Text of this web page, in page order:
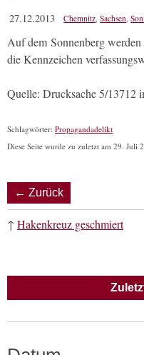
27.12.2013 Chemnitz,Sachsen,
Auf dem Sonnenberg werden
die Kennzeichen
Quelle: Drucksache 5/13712
Schlagwörter: Propagandadelikt
Diese Seite wurde zu zuletzt am 29. Juli
← Zurück
↑ Hakenkreuz geschmiert